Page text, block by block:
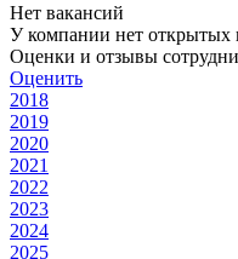
Нет вакансий
У компании нет открытых
Оценки и отзывы
Оценить
2018
2019
2020
2021
2022
2023
2024
2025